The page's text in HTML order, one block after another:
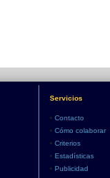
Servicios
• Contacto
• Cómo colaborar
• Criterios
• Estadísticas
• Publicidad